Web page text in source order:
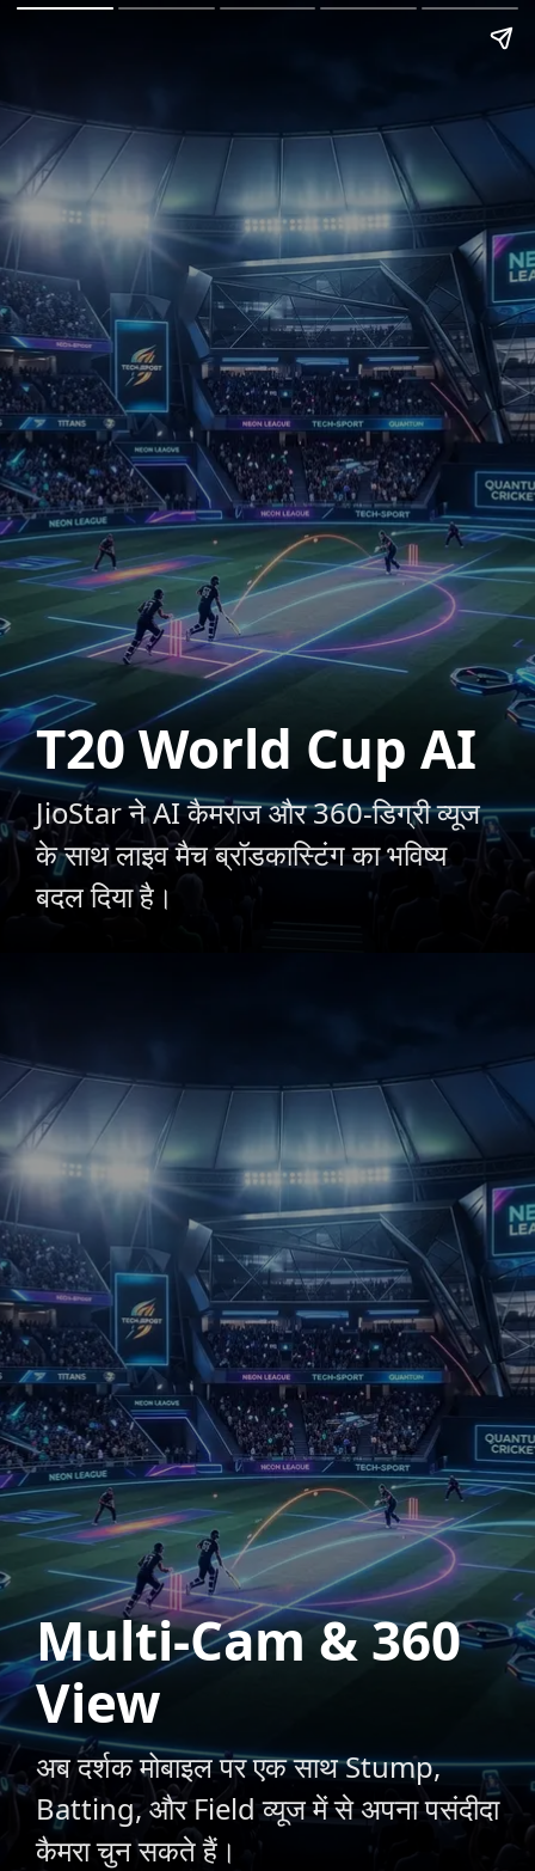
T20 World Cup AI
JioStar ने AI कैमराज और 360-डिग्री व्यूज
के साथ लाइव मैच ब्रॉडकास्टिंग का भविष्य
बदल दिया है।
Multi-Cam & 360
View
अब दर्शक मोबाइल पर एक साथ Stump,
Batting, और Field व्यूज में से अपना पसंदीदा
कैमरा चुन सकते हैं।